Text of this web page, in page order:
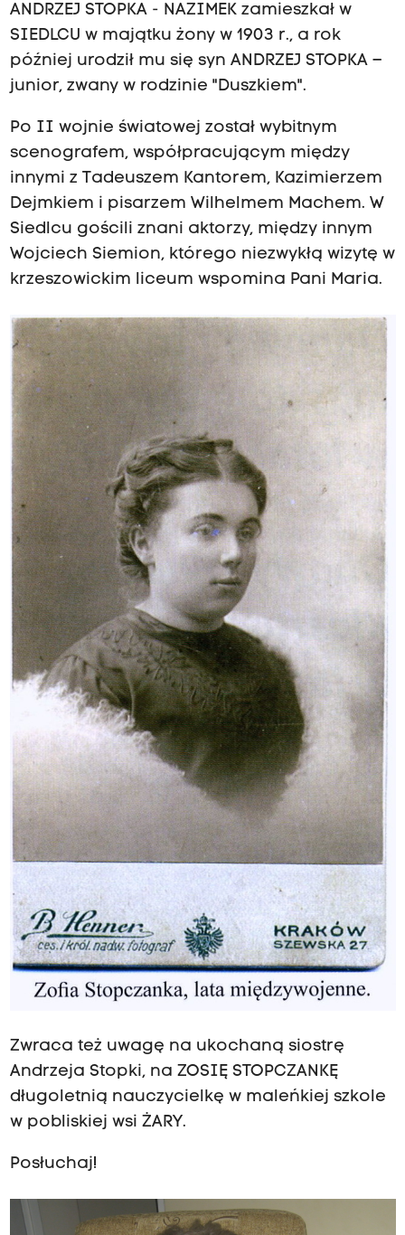
ANDRZEJ STOPKA - NAZIMEK zamieszkał w
SIEDLCU w majątku żony w 1903 r., a rok
później urodził mu się syn ANDRZEJ STOPKA –
junior, zwany w rodzinie "Duszkiem".
Po II wojnie światowej został wybitnym
scenografem, współpracującym między
innymi z Tadeuszem Kantorem, Kazimierzem
Dejmkiem i pisarzem Wilhelmem Machem. W
Siedlcu gościli znani aktorzy, między innym
Wojciech Siemion, którego niezwykłą wizytę w
krzeszowickim liceum wspomina Pani Maria.
Zwraca też uwagę na ukochaną siostrę
Andrzeja Stopki, na ZOSIĘ STOPCZANKĘ
długoletnią nauczycielkę w maleńkiej szkole
w pobliskiej wsi ŻARY.
Posłuchaj!